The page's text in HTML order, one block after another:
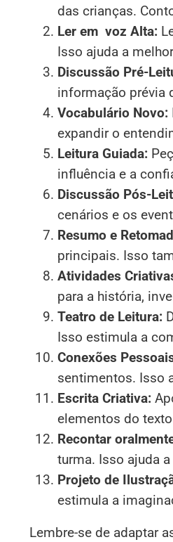
das crianças.
Ler em voz Alta:
Isso ajuda a
Discussão Pré-
informação prévia
Vocabulário Novo:
expandir o
Leitura Guiada:
influência e a
Discussão Pós-
cenários e os
Resumo e
principais. Isso
Atividades
para a história,
Teatro de Leitura:
Isso estimula a
Conexões
sentimentos. Isso
Escrita Criativa:
elementos do
Recontar
turma. Isso ajuda
Projeto de
estimula a
Lembre-se de adaptar